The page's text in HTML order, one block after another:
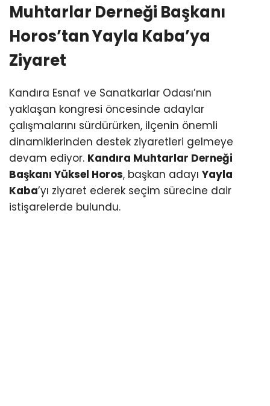
Muhtarlar Derneği Başkanı
Horos’tan Yayla Kaba’ya
Ziyaret
Kandıra Esnaf ve Sanatkarlar Odası’nın
yaklaşan kongresi öncesinde adaylar
çalışmalarını sürdürürken, ilçenin önemli
dinamiklerinden destek ziyaretleri gelmeye
devam ediyor. Kandıra Muhtarlar Derneği
Başkanı Yüksel Horos, başkan adayı Yayla
Kaba’yı ziyaret ederek seçim sürecine dair
istişarelerde bulundu.